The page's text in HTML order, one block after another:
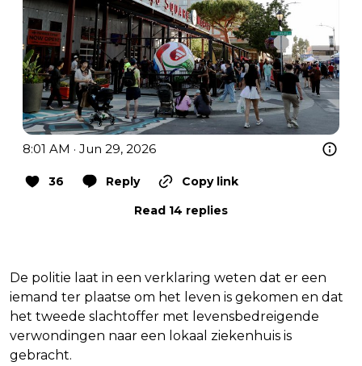
8:01 AM · Jun 29, 2026
36 Reply
Copy link
Read 14 replies
De politie laat in een verklaring weten dat er een
iemand ter plaatse om het leven is gekomen en dat
het tweede slachtoffer met levensbedreigende
verwondingen naar een lokaal ziekenhuis is
gebracht.